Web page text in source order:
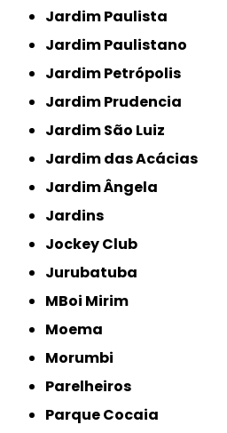
Jardim Paulista
Jardim Paulistano
Jardim Petrópolis
Jardim Prudencia
Jardim São Luiz
Jardim das Acácias
Jardim Ângela
Jardins
Jockey Club
Jurubatuba
MBoi Mirim
Moema
Morumbi
Parelheiros
Parque Cocaia